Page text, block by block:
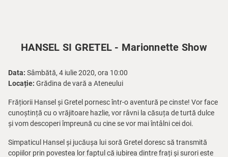
HANSEL SI GRETEL - Marionnette Show
Data: Sâmbătă, 4 iulie 2020, ora 10:00
Locație: Grădina de vară a Ateneului
Frățiorii Hansel și Gretel pornesc într-o aventură pe cinste! Vor face
cunoștință cu o vrăjitoare hazlie, vor râvni la căsuța de turtă dulce
și vom descoperi împreună cu cine se vor mai întâlni cei doi.
Simpaticul Hansel și jucăușa lui soră Gretel doresc să transmită
copiilor prin povestea lor faptul că iubirea dintre frați și surori este